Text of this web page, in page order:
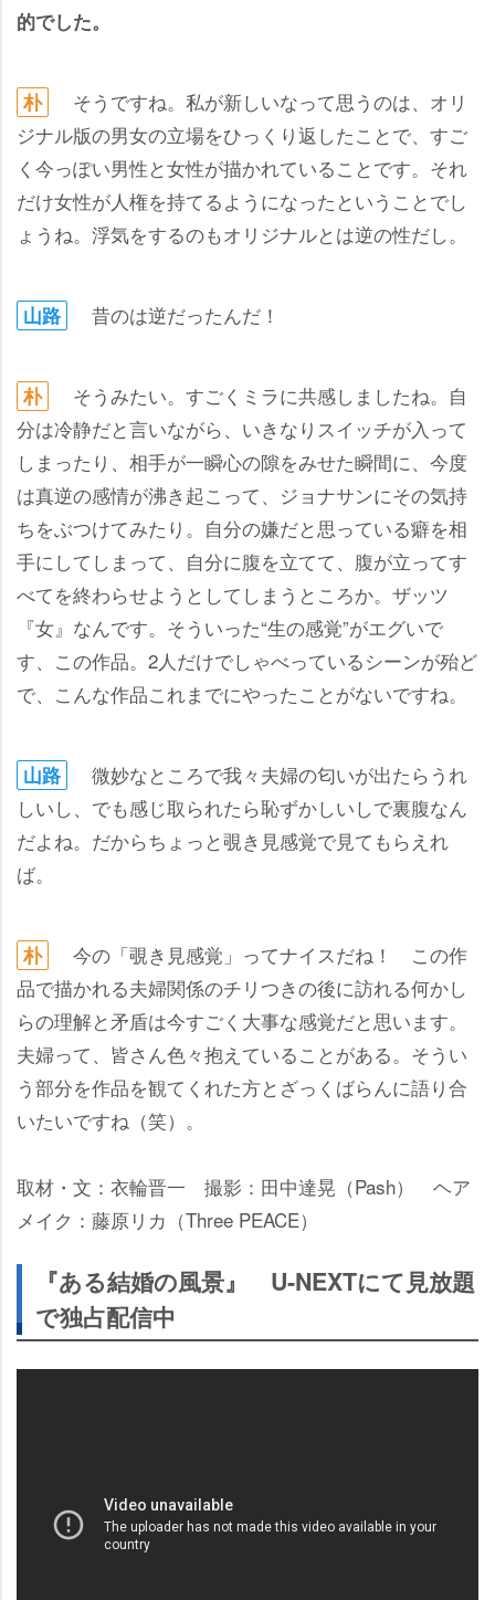
的でした。
朴
そうですね。私が新しいなって思うのは、オリ
ジナル版の男女の立場をひっくり返したことで、すご
く今っぽい男性と女性が描かれていることです。それ
だけ女性が人権を持てるようになったということでし
ょうね。浮気をするのもオリジナルとは逆の性だし。
山路 昔のは逆だったんだ！
朴
そうみたい。すごくミラに共感しましたね。自
分は冷静だと言いながら、いきなりスイッチが入って
しまったり、相手が一瞬心の隙をみせた瞬間に、今度
は真逆の感情が沸き起こって、ジョナサンにその気持
ちをぶつけてみたり。自分の嫌だと思っている癖を相
手にしてしまって、自分に腹を立てて、腹が立ってす
べてを終わらせようとしてしまうところか。ザッツ
『女』なんです。そういった“生の感覚”がエグいで
す、この作品。2人だけでしゃべっているシーンが殆ど
で、こんな作品これまでにやったことがないですね。
山路
微妙なところで我々夫婦の匂いが出たらうれ
しいし、でも感じ取られたら恥ずかしいしで裏腹なん
だよね。だからちょっと覗き見感覚で見てもらえれ
ば。
朴
今の「覗き見感覚」ってナイスだね！ この作
品で描かれる夫婦関係のチリつきの後に訪れる何かし
らの理解と矛盾は今すごく大事な感覚だと思います。
夫婦って、皆さん色々抱えていることがある。そうい
う部分を作品を観てくれた方とざっくばらんに語り合
いたいですね（笑）。
取材・文：衣輪晋一 撮影：田中達晃（Pash） ヘア
メイク：藤原リカ（Three PEACE）
『ある結婚の風景』 U-NEXTにて見放題
で独占配信中